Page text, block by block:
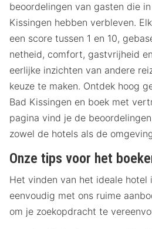
beoordelingen van gasten die
Kissingen hebben verbleven.
een score tussen 1 en 10,
netheid, comfort, gastvrijheid
eerlijke inzichten van andere
keuze te maken. Ontdek hoog
Bad Kissingen en boek met
pagina vind je de
zowel de hotels als de
Onze tips voor het
Het vinden van het ideale hotel
eenvoudig met ons ruime
om je zoekopdracht te